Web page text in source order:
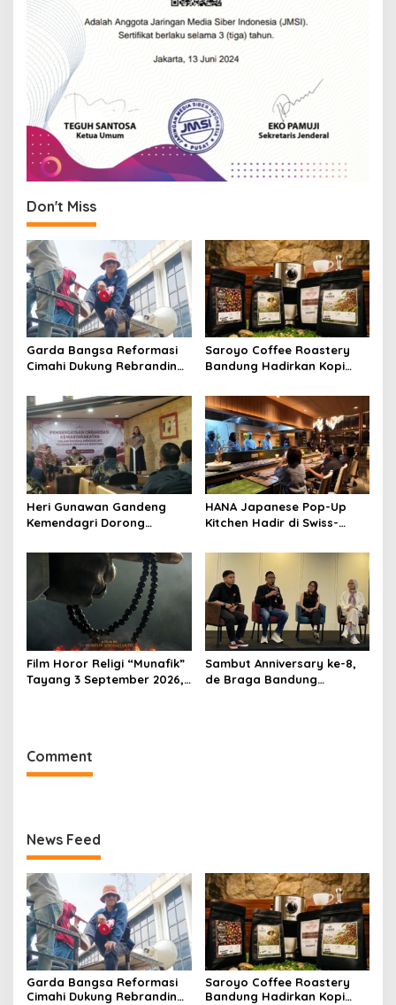
Don't Miss
Garda Bangsa Reformasi
Cimahi Dukung Rebranding
Harus Diikuti Reformasi
Pelayanan
Saroyo Coffee Roastery
Bandung Hadirkan Kopi
Rasa Khas Nusantara
Heri Gunawan Gandeng
Kemendagri Dorong
Sukabumi
HANA Japanese Pop-Up
Kitchen Hadir di Swiss-
Bandung, Tawarkan
Pengalaman Omakase
Eksklusif
Film Horor Religi “Munafik”
Tayang 3 September 2026,
Sambut Anniversary ke-8,
de Braga Bandung
Comment
News Feed
Garda Bangsa Reformasi
Cimahi Dukung Rebranding
Saroyo Coffee Roastery
Bandung Hadirkan Kopi